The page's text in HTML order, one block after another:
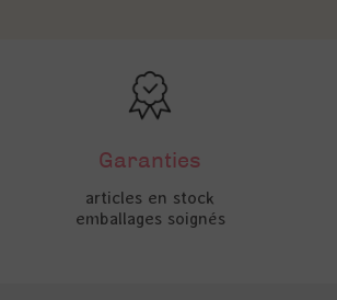
Garanties
articles en stock
emballages soignés